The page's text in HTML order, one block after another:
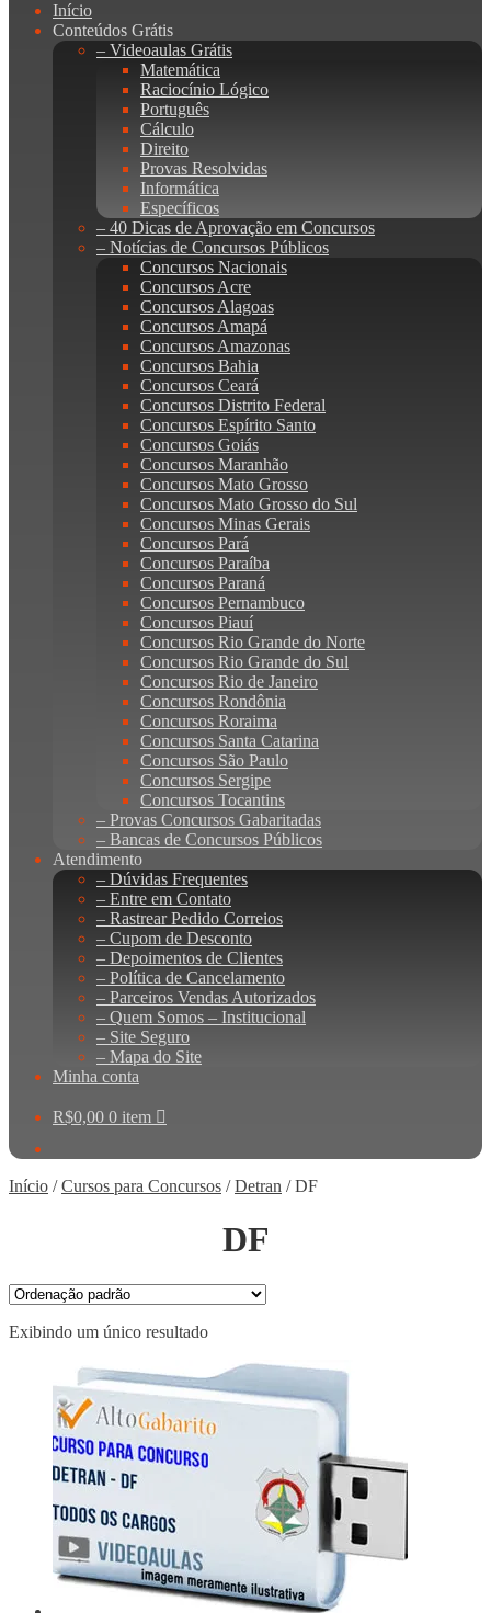
Início
Conteúdos Grátis
– Videoaulas Grátis
Matemática
Raciocínio Lógico
Português
Cálculo
Direito
Provas Resolvidas
Informática
Específicos
– 40 Dicas de Aprovação em Concursos
– Notícias de Concursos Públicos
Concursos Nacionais
Concursos Acre
Concursos Alagoas
Concursos Amapá
Concursos Amazonas
Concursos Bahia
Concursos Ceará
Concursos Distrito Federal
Concursos Espírito Santo
Concursos Goiás
Concursos Maranhão
Concursos Mato Grosso
Concursos Mato Grosso do Sul
Concursos Minas Gerais
Concursos Pará
Concursos Paraíba
Concursos Paraná
Concursos Pernambuco
Concursos Piauí
Concursos Rio Grande do Norte
Concursos Rio Grande do Sul
Concursos Rio de Janeiro
Concursos Rondônia
Concursos Roraima
Concursos Santa Catarina
Concursos São Paulo
Concursos Sergipe
Concursos Tocantins
– Provas Concursos Gabaritadas
– Bancas de Concursos Públicos
Atendimento
– Dúvidas Frequentes
– Entre em Contato
– Rastrear Pedido Correios
– Cupom de Desconto
– Depoimentos de Clientes
– Política de Cancelamento
– Parceiros Vendas Autorizados
– Quem Somos – Institucional
– Site Seguro
– Mapa do Site
Minha conta
R$0,00 0 item
Início /Cursos para Concursos /Detran /DF
DF
Exibindo um único resultado